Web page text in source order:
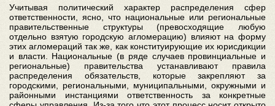
Учитывая политический характер распределения сфер
ответственности, ясно, что национальные или региональные
правительственные структуры (превосходящие любую
отдельно взятую городскую агломерацию) влияют на форму
этих агломераций так же, как конституирующие их юрисдикции
и власти. Национальные (в ряде случаев провинциальные и
региональные) правительства устанавливают правила
распределения обязательств, которые закрепляют за
городскими, региональными, муниципальными, окружными и
районными инстанциями ответственность за конкретные